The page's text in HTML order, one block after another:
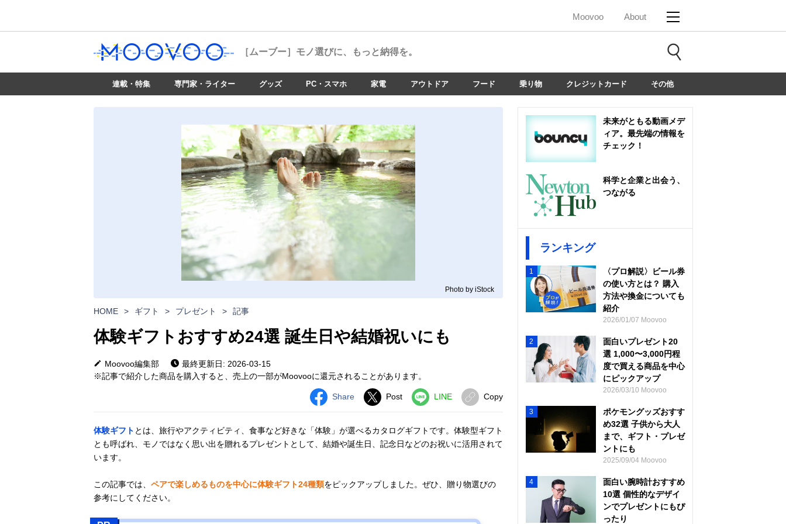
Moovoo About
［ムーブー］ モノ選びに、もっと納得を。
連載・特集 専門家・ライター グッズ PC・スマホ 家電 アウトドア フード 乗り物 クレジットカード その他
Photo by iStock
HOME > ギフト > プレゼント > 記事
体験ギフトおすすめ24選 誕生日や結婚祝いにも
Moovoo編集部
最終更新日: 2026-03-15
※記事で紹介した商品を購入すると、売上の一部がMoovooに還元されることがあります。
Share Post LINE Copy
体験ギフト とは、旅行やアクティビティ、食事など好きな「体験」が選べるカタログギフトです。体験型ギフト
とも呼ばれ、モノではなく思い出を贈れるプレゼントとして、結婚や誕生日、記念日などのお祝いに活用されて
います。
この記事では、 ペアで楽しめるものを中心に体験ギフト24種類をピックアップしました。ぜひ、贈り物選びの
参考にしてください。
未来がともる動画メデ
ィア。最先端の情報を
チェック！
科学と企業と出会う、
つながる
ランキング
1
〈プロ解説〉ビール券
の使い方とは？ 購入
方法や換金についても
紹介
2026/01/07 Moovoo
2
面白いプレゼント20
選 1,000〜3,000円程
度で買える商品を中心
にピックアップ
2026/03/10 Moovoo
3
ポケモングッズおすす
め32選 子供から大人
まで、ギフト・プレゼ
ントにも
2025/09/04 Moovoo
4
面白い腕時計おすすめ
10選 個性的なデザイ
ンでプレゼントにもぴ
ったり